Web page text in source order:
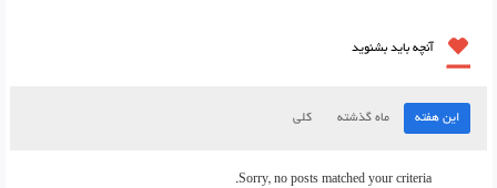
آنچه باید بشنوید
این هفته ماه گذشته کلی
Sorry, no posts matched your criteria.